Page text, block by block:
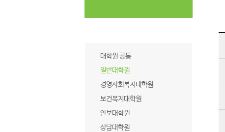
대학원 공통
일반대학원
경영사회복지대학원
보건복지대학원
안보대학원
상담대학원